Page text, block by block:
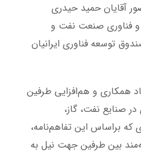
آقایان حمید حیدری
فناوری صنعت نفت و
توسعه فناوری‌ ایرانیان
همکاری و هم‌‌افزایی طرفین
صنایع نفت، گاز،
براساس این تفاهم‌­نامه،
بین طرفین جهت نیل به